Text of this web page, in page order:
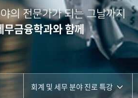
의 전문가가 되는 그날까지
무금융학과와 함께
회계 및 세무 분야 진로 특강